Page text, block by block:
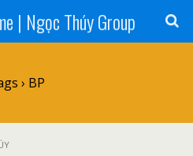
| Ngọc Thúy Group
› BP